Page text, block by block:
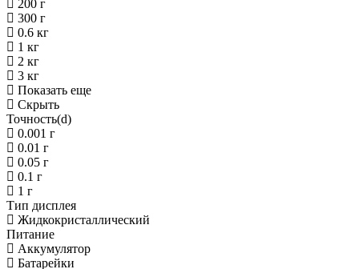
200 г
300 г
0.6 кг
1 кг
2 кг
3 кг
Показать еще
Скрыть
Точность(d)
0.001 г
0.01 г
0.05 г
0.1 г
1 г
Тип дисплея
Жидкокристаллический
Питание
Аккумулятор
Батарейки